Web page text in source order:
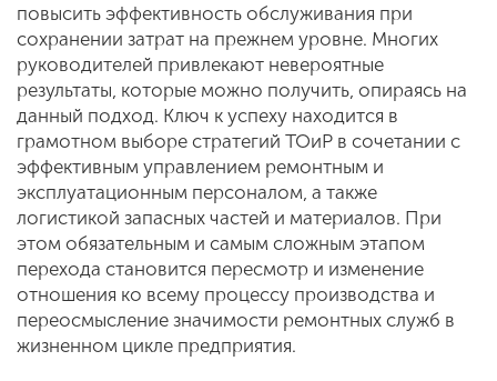
повысить эффективность обслуживания при
сохранении затрат на прежнем уровне. Многих
руководителей привлекают невероятные
результаты, которые можно получить, опираясь на
данный подход. Ключ к успеху находится в
грамотном выборе стратегий ТОиР в сочетании с
эффективным управлением ремонтным и
эксплуатационным персоналом, а также
логистикой запасных частей и материалов. При
этом обязательным и самым сложным этапом
перехода становится пересмотр и изменение
отношения ко всему процессу производства и
переосмысление значимости ремонтных служб в
жизненном цикле предприятия.